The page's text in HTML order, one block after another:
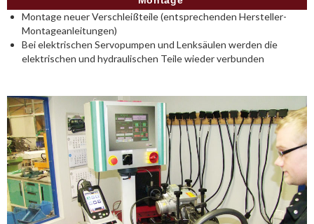
Montage neuer Verschleißteile (entsprechenden Hersteller-
Montageanleitungen)
Bei elektrischen Servopumpen und Lenksäulen werden die
elektrischen und hydraulischen Teile wieder verbunden